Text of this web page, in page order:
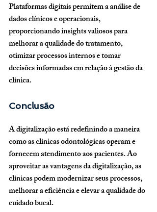
Plataformas digitais permitem a análise de
dados clínicos e operacionais,
proporcionando insights valiosos para
melhorar a qualidade do tratamento,
otimizar processos internos e tomar
decisões informadas em relação à gestão da
clínica.
Conclusão
A digitalização está redefinindo a maneira
como as clínicas odontológicas operam e
fornecem atendimento aos pacientes. Ao
aproveitar as vantagens da digitalização, as
clínicas podem modernizar seus processos,
melhorar a eficiência e elevar a qualidade do
cuidado bucal.